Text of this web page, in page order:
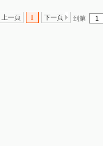
上一頁 1 下一頁 到第